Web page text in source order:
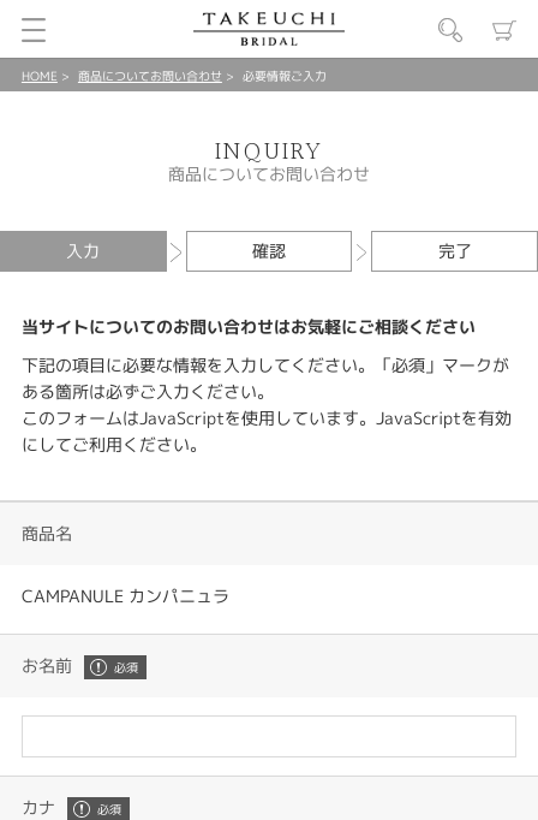
HOME 商品についてお問い合わせ 必要情報ご入力
INQUIRY
商品についてお問い合わせ
入力 確認 完了
当サイトについてのお問い合わせはお気軽にご相談ください
下記の項目に必要な情報を入力してください。「必須」マークが
ある箇所は必ずご入力ください。
このフォームはJavaScriptを使用しています。JavaScriptを有効
にしてご利用ください。
商品名
CAMPANULE カンパニュラ
お名前
カナ